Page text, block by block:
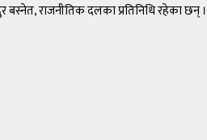
राजनीतिक दलका प्रतिनिधि रहेका छन् ।